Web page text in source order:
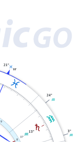
K
L
8
9
K
3°
K
24°
L
21°
18'
S
13°
K
37'